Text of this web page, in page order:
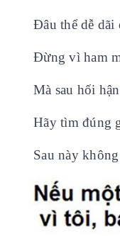
Đâu thể dễ dãi
Đừng vì ham
Mà sau hối
Hãy tìm đúng
Sau này